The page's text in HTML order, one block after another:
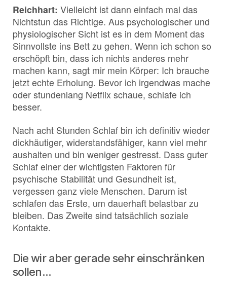
Reichhart: Vielleicht ist dann einfach mal das
Nichtstun das Richtige. Aus psychologischer und
physiologischer Sicht ist es in dem Moment das
Sinnvollste ins Bett zu gehen. Wenn ich schon so
erschöpft bin, dass ich nichts anderes mehr
machen kann, sagt mir mein Körper: Ich brauche
jetzt echte Erholung. Bevor ich irgendwas mache
oder stundenlang Netflix schaue, schlafe ich
besser.
Nach acht Stunden Schlaf bin ich definitiv wieder
dickhäutiger, widerstandsfähiger, kann viel mehr
aushalten und bin weniger gestresst. Dass guter
Schlaf einer der wichtigsten Faktoren für
psychische Stabilität und Gesundheit ist,
vergessen ganz viele Menschen. Darum ist
schlafen das Erste, um dauerhaft belastbar zu
bleiben. Das Zweite sind tatsächlich soziale
Kontakte.
Die wir aber gerade sehr einschränken
sollen…